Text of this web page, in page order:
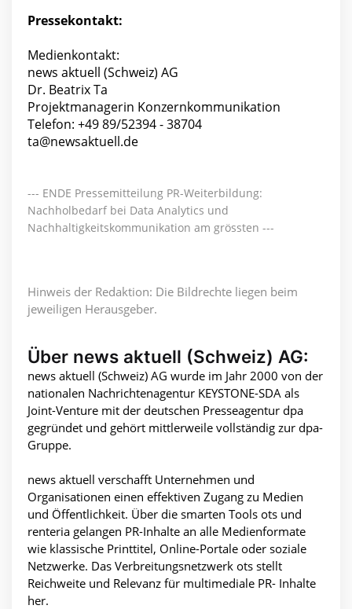
Pressekontakt:
Medienkontakt:
news aktuell (Schweiz) AG
Dr. Beatrix Ta
Projektmanagerin Konzernkommunikation
Telefon: +49 89/52394 - 38704
ta@newsaktuell.de
--- ENDE Pressemitteilung PR-Weiterbildung:
Nachholbedarf bei Data Analytics und
Nachhaltigkeitskommunikation am grössten ---
Hinweis der Redaktion: Die Bildrechte liegen beim
jeweiligen Herausgeber.
Über news aktuell (Schweiz) AG:
news aktuell (Schweiz) AG wurde im Jahr 2000 von der
nationalen Nachrichtenagentur KEYSTONE-SDA als
Joint-Venture mit der deutschen Presseagentur dpa
gegründet und gehört mittlerweile vollständig zur dpa-
Gruppe.
news aktuell verschafft Unternehmen und
Organisationen einen effektiven Zugang zu Medien
und Öffentlichkeit. Über die smarten Tools ots und
renteria gelangen PR-Inhalte an alle Medienformate
wie klassische Printtitel, Online-Portale oder soziale
Netzwerke. Das Verbreitungsnetzwerk ots stellt
Reichweite und Relevanz für multimediale PR- Inhalte
her.